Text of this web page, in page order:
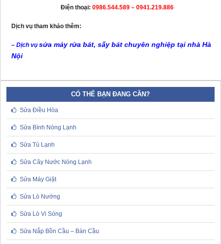
Điện thoại: 0986.544.589 – 0941.219.886
Dịch vụ tham khảo thêm:
– Dịch vụ sửa máy rửa bát, sấy bát chuyên nghiệp tại nhà Hà
Nội
CÓ THỂ BẠN ĐANG CẦN?
Sửa Điều Hòa
Sửa Bình Nóng Lạnh
Sửa Tủ Lạnh
Sửa Cây Nước Nóng Lạnh
Sửa Máy Giặt
Sửa Lò Nướng
Sửa Lò Vi Sóng
Sửa Nắp Bồn Cầu – Bàn Cầu